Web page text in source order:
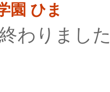
わりまし